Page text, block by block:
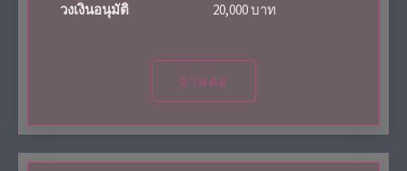
วงเงินอนุมัติ 20,000 บาท
อ่านต่อ